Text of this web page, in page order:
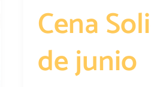
Cena
de junio